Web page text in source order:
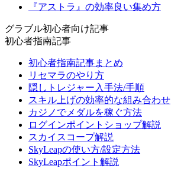
『アストラ』の効率良い集め方
グラブル初心者向け記事
初心者指南記事
初心者指南記事まとめ
リセマラのやり方
隠しトレジャー入手法/手順
スキル上げの効率的な組み合わせ
カジノでメダルを稼ぐ方法
ログインポイントショップ解説
スカイスコープ解説
SkyLeapの使い方/設定方法
SkyLeapポイント解説